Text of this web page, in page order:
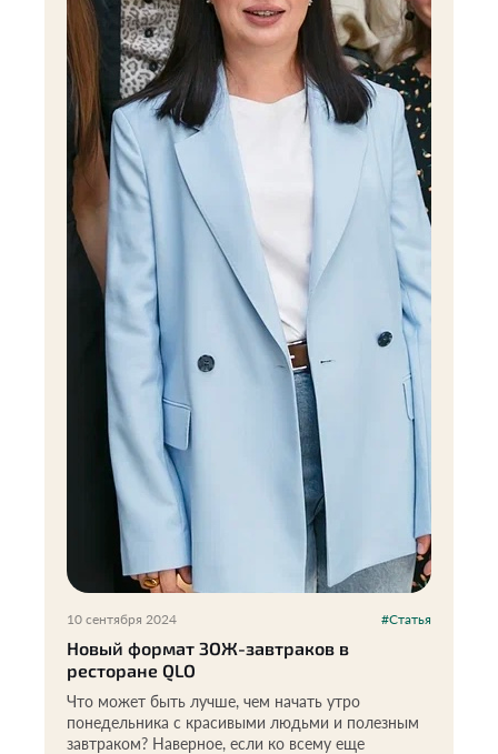
10 сентября 2024 #Статья
Новый формат ЗОЖ-завтраков в
ресторане QLO
Что может быть лучше, чем начать утро
понедельника с красивыми людьми и полезным
завтраком? Наверное, если ко всему еще